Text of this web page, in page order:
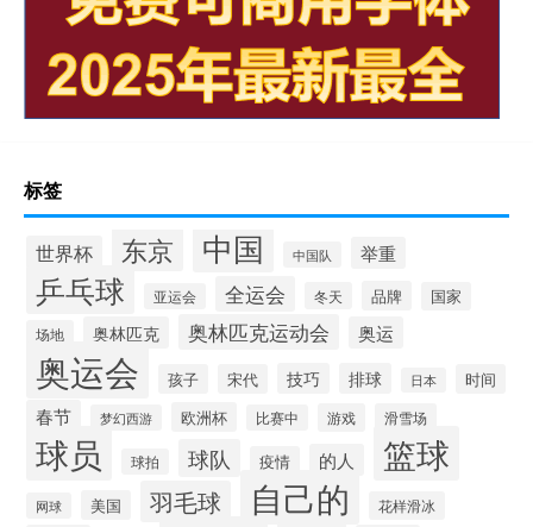
标签
世界杯 东京 中国 中国队 举重
乒乓球 亚运会 全运会 冬天 品牌 国家
场地 奥林匹克 奥林匹克运动会 奥运
奥运会 孩子 宋代 技巧 排球 日本 时间
春节 梦幻西游 欧洲杯 比赛中 游戏 滑雪场
球员 球拍 球队 疫情 的人 篮球
网球 美国 羽毛球 自己的 花样滑冰